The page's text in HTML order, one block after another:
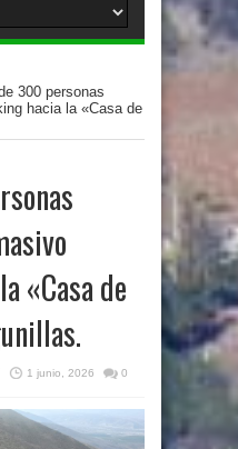
300 personas
hacia la «Casa de
«Casa de
1 junio, 2026
0